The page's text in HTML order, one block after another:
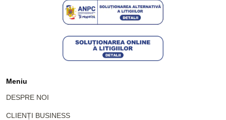
Meniu
DESPRE NOI
CLIENȚI BUSINESS